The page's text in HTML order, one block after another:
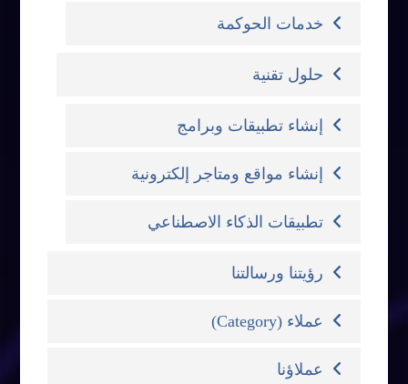
خدمات الحوكمة
حلول تقنية
إنشاء تطبيقات وبرامج
إنشاء مواقع ومتاجر إلكترونية
تطبيقات الذكاء الاصطناعي
رؤيتنا ورسالتنا
عملاء (Category)
عملاؤنا